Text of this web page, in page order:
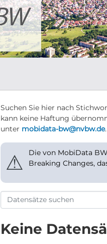
Suchen Sie hier nach
kann keine Haftung
unter mobidata-bw@nvbw.de.
⚠
Die von MobiData
Breaking Changes,
Keine